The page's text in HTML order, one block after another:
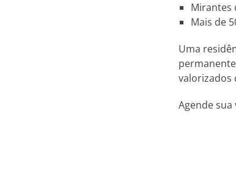
Mirantes
Mais de
Uma
valorizados
Agende